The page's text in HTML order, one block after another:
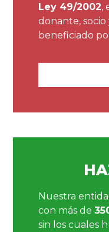
Ley 49/2002,
donante, socio
beneficiado
Nuestra
con más de
sin los cuales